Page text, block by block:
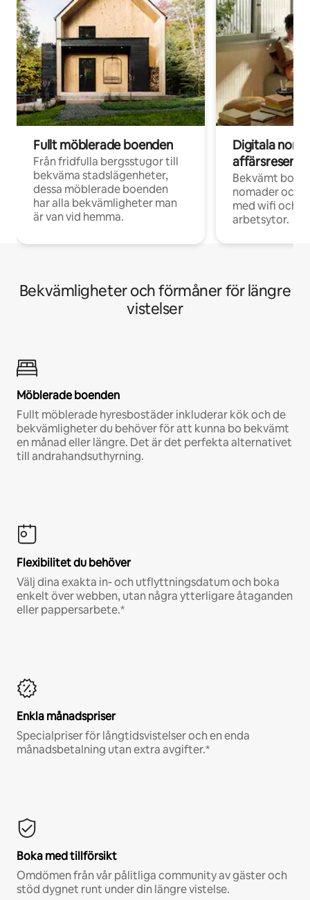
Fullt möblerade boenden
Från fridfulla bergsstugor till
bekväma stadslägenheter,
dessa möblerade boenden
har alla bekvämligheter man
är van vid hemma.
Digitala
Bekvämt
nomader och
med wifi och
arbetsytor.
Bekvämligheter och förmåner för längre
vistelser
Möblerade boenden
Fullt möblerade hyresbostäder inkluderar kök och de
bekvämligheter du behöver för att kunna bo bekvämt
en månad eller längre. Det är det perfekta alternativet
till andrahandsuthyrning.
Flexibilitet du behöver
Välj dina exakta in- och utflyttningsdatum och boka
enkelt över webben, utan några ytterligare åtaganden
eller pappersarbete.*
Enkla månadspriser
Specialpriser för långtidsvistelser och en enda
månadsbetalning utan extra avgifter.*
Boka med tillförsikt
Omdömen från vår pålitliga community av gäster och
stöd dygnet runt under din längre vistelse.